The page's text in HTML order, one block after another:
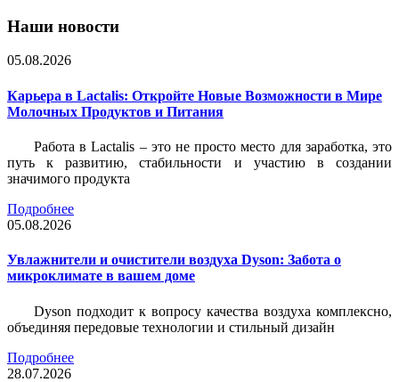
Наши новости
05.08.2026
Карьера в Lactalis: Откройте Новые Возможности в Мире
Молочных Продуктов и Питания
Работа в Lactalis – это не просто место для заработка, это
путь к развитию, стабильности и участию в создании
значимого продукта
Подробнее
05.08.2026
Увлажнители и очистители воздуха Dyson: Забота о
микроклимате в вашем доме
Dyson подходит к вопросу качества воздуха комплексно,
объединяя передовые технологии и стильный дизайн
Подробнее
28.07.2026